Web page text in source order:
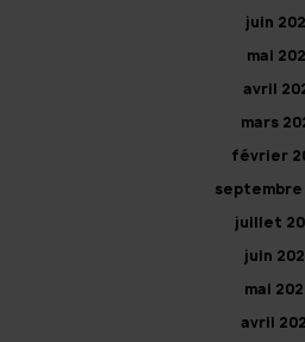
juin
mai
avril
mars
février
septembre
juillet
juin
mai
avril